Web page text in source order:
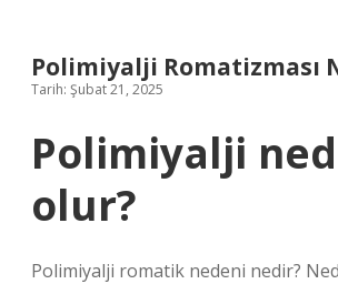
Polimiyalji Romatizması
Tarih: Şubat 21, 2025
Polimiyalji
olur?
Polimiyalji romatik nedeni nedir?